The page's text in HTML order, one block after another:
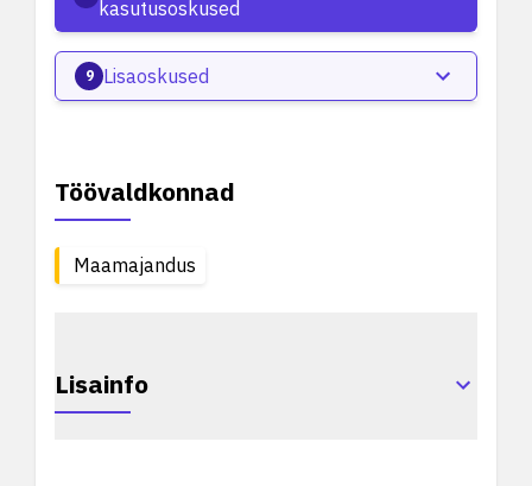
kasutusoskused
9 Lisaoskused
Töövaldkonnad
Maamajandus
Lisainfo